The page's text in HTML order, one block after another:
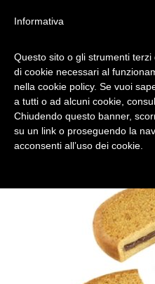
TORTA-
Informativa
Questo sito o gli strumenti
di cookie necessari al
nella cookie policy. Se vuoi
a tutti o ad alcuni cookie,
Chiudendo questo banner,
su un link o proseguendo la
acconsenti all’uso dei cookie.